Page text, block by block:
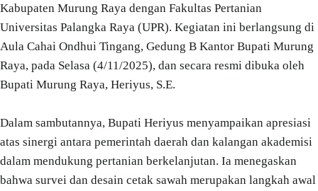
Kabupaten Murung Raya dengan Fakultas Pertanian
Universitas Palangka Raya (UPR). Kegiatan ini berlangsung di
Aula Cahai Ondhui Tingang, Gedung B Kantor Bupati Murung
Raya, pada Selasa (4/11/2025), dan secara resmi dibuka oleh
Bupati Murung Raya, Heriyus, S.E.
Dalam sambutannya, Bupati Heriyus menyampaikan apresiasi
atas sinergi antara pemerintah daerah dan kalangan akademisi
dalam mendukung pertanian berkelanjutan. Ia menegaskan
bahwa survei dan desain cetak sawah merupakan langkah awal